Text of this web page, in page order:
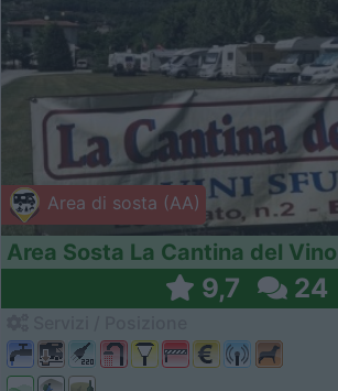
Area di sosta (AA)
Area Sosta La Cantina del Vino
9,7 24